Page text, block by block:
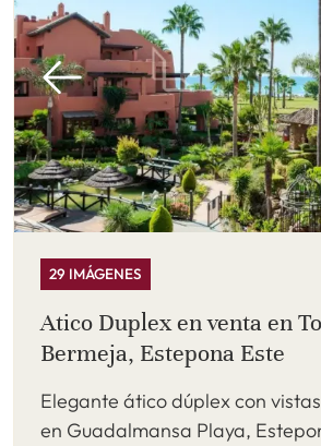
29 IMÁGENES
Atico Duplex en venta en
Bermeja, Estepona Este
Elegante ático dúplex con
en Guadalmansa Playa,